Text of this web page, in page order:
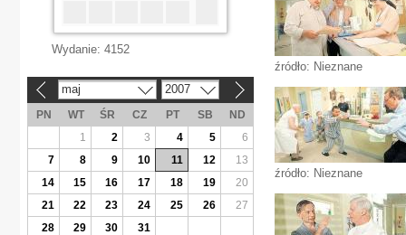
źródło: Nieznane
źródło: Nieznane
Wydanie: 4152
maj 2007
PN WT ŚR CZ PT SB
ND
1
2 3 4 5
6
7
8 9 10 11 12
13
14
15 16 17 18 19
20
21
22 23 24 25 26
27
28
29 30 31